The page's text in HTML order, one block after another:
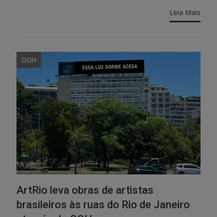
Leia Mais
OOH
ArtRio leva obras de artistas
brasileiros às ruas do Rio de Janeiro